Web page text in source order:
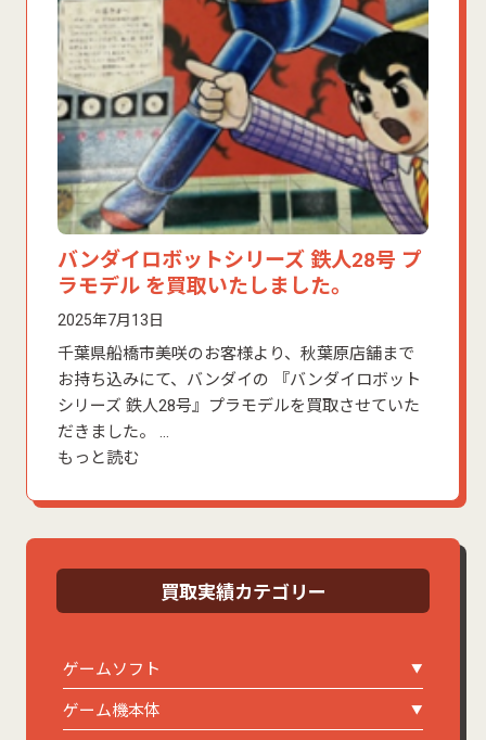
バンダイロボットシリーズ 鉄人28号 プ
ラモデル を買取いたしました。
2025年7月13日
千葉県船橋市美咲のお客様より、秋葉原店舗まで
お持ち込みにて、バンダイの 『バンダイロボット
シリーズ 鉄人28号』プラモデルを買取させていた
だきました。 …
もっと読む
買取実績カテゴリー
ゲームソフト
ゲーム機本体